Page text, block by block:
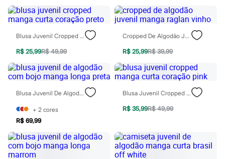
Plus size
Blusas e Camisetas
Calças
Camisas
Jeans
Moda esportiva
Shorts e Bermudas
Todos os produtos
Infantil
Em alta
Arrumadinho para os meninos
Romântico para as meninas
Inverno
Novidades
Roupas menina
0 a 24 meses
Blusa Juvenil Cropped Manga Curta Coração Preto
R$ 25,99R$ 49,99
Cropped De Algodão Juvenil Manga Raglan Vinho
R$ 25,99R$ 39,99
Blusa Juvenil De Algodão Com Bojo Manga Longa Preta
+ 2 cores
R$ 69,99
Blusa Juvenil Cropped Manga Curta Coração Pink
R$ 35,99R$ 49,99